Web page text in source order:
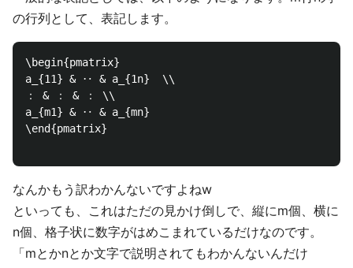
の行列として、表記します。
\begin{pmatrix}
a_{11} & ‥ & a_{1n}  \\
： & ： & ： \\
a_{m1} & ‥ & a_{mn}
\end{pmatrix}
なんかもう訳わかんないですよねw
といっても、これはただの見かけ倒しで、縦にm個、横に
n個、格子状に数字がはめこまれているだけなのです。
「mとかnとか文字で説明されてもわかんないんだけ